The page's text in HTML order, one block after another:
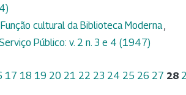
Função cultural da Biblioteca Moderna,
Público: v. 2 n. 3 e 4 (1947)
17 18 19 20 21 22 23 24 25 26 27 28